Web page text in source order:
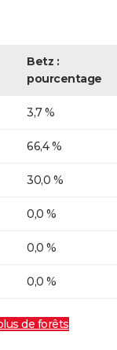
Betz :
pourcentage
3,7 %
66,4 %
30,0 %
0,0 %
0,0 %
0,0 %
de forêts